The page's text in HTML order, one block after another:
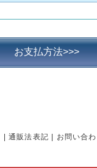
お支払方法>>>
通販法表記 お問い合